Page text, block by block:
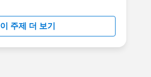
이 주제 더 보기